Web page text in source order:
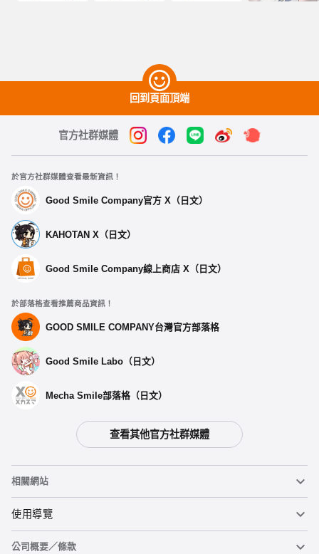
選擇類型
Dioramansion200 粉蝶花
預購期間：2024年10月04日~至 (JST)2024年10月30日
回到頁面頂端
官方社群媒體
於官方社群媒體查看最新資訊！
Good Smile Company官方 X（日文）
KAHOTAN X（日文）
Good Smile Company線上商店 X（日文）
於部落格查看推薦商品資訊！
GOOD SMILE COMPANY台灣官方部落格
Good Smile Labo（日文）
Mecha Smile部落格（日文）
查看其他官方社群媒體
相關網站
黏土人
黏土人臉部製造機（英文）
使用導覽
重要公告
公司概要／條款